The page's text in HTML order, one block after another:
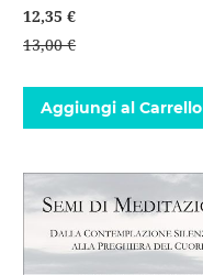
12,35 €
13,00 €
Aggiungi al Carrello